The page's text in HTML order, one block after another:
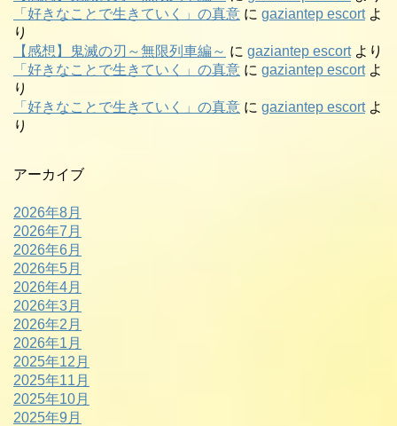
「好きなことで生きていく」の真意 に gaziantep escortよ
り
【感想】鬼滅の刃～無限列車編～ に gaziantep escortより
「好きなことで生きていく」の真意 に gaziantep escortよ
り
「好きなことで生きていく」の真意 に gaziantep escortよ
り
アーカイブ
2026年8月
2026年7月
2026年6月
2026年5月
2026年4月
2026年3月
2026年2月
2026年1月
2025年12月
2025年11月
2025年10月
2025年9月